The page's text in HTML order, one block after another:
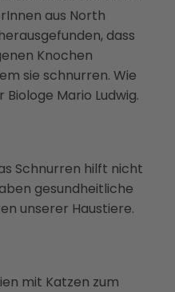
aus North
dass
Knochen
sie schnurren. Wie
Mario Ludwig.
Schnurren hilft nicht
gesundheitliche
unserer Haustiere.
mit Katzen zum